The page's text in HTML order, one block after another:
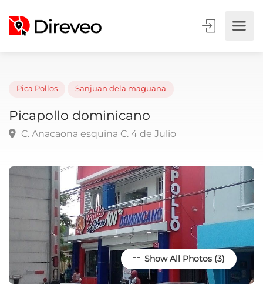
Picapollo dominicano
Show All Photos